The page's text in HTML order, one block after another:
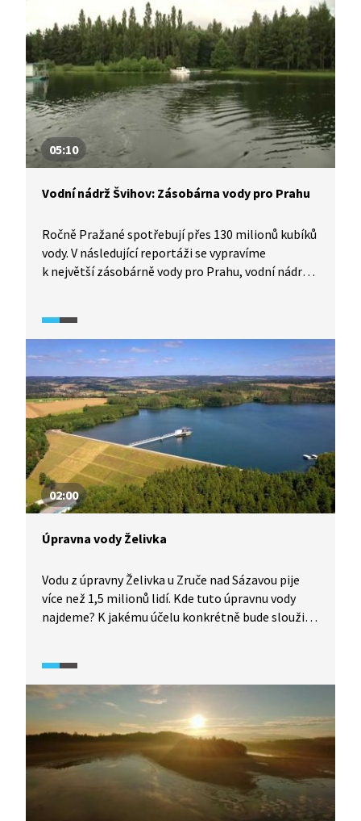
05:10
Vodní nádrž Švihov: Zásobárna vody pro Prahu
Ročně Pražané spotřebují přes 130 milionů kubíků
vody. V následující reportáži se vypravíme
k největší zásobárně vody pro Prahu, vodní nádrži
a procesech, kterými se pitná voda upravuje.
02:00
Úpravna vody Želivka
Vodu z úpravny Želivka u Zruče nad Sázavou pije
více než 1,5 milionů lidí. Kde tuto úpravnu vody
najdeme? K jakému účelu konkrétně bude sloužit